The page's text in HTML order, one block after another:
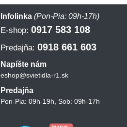
Infolinka (Pon-Pia: 09h-17h)
E-shop: 0917 583 108
Predajňa: 0918 661 603
Napíšte nám
eshop@svietidla-r1.sk
Predajňa
Pon-Pia: 09h-19h, Sob: 09h-17h